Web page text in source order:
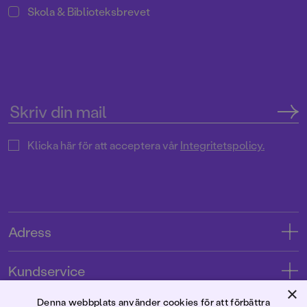
Skola & Biblioteksbrevet
Klicka här för att acceptera vårIntegritetspolicy.
Adress
Kundservice
Kontakta oss ×
Denna webbplats använder cookies för att förbättra